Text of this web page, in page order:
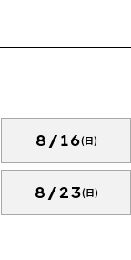
8/16(日)
8/23(日)